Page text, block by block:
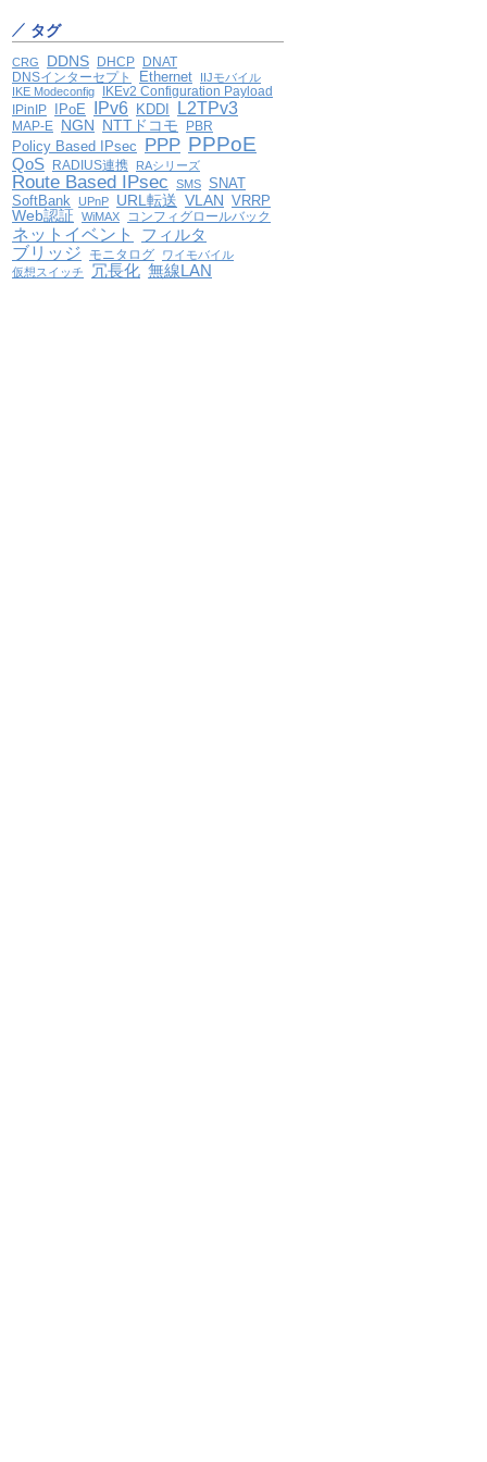
タグ
CRG DDNS DHCP DNAT
DNSインターセプト Ethernet
IIJモバイル
IKE Modeconfig
IKEv2 Configuration Payload
IPinIP
IPoE IPv6 KDDI L2TPv3
MAP-E NGN NTTドコモ PBR
Policy Based IPsec PPP PPPoE
QoS RADIUS連携 RAシリーズ
Route Based IPsec SMS SNAT
SoftBank UPnP URL転送 VLAN VRRP
Web認証
WiMAX コンフィグロールバック
ネットイベント
フィルタ
ブリッジ
モニタログ
ワイモバイル
仮想スイッチ
冗長化 無線LAN